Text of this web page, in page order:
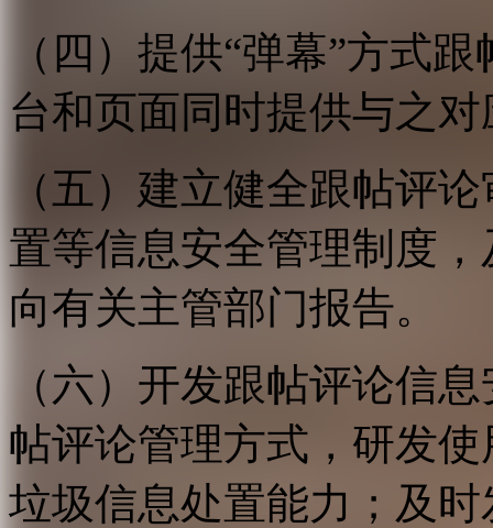
（四）提供“弹幕”方式
台和页面同时提供与之
（五）建立健全跟帖评
置等信息安全管理制度
向有关主管部门报告。
（六）开发跟帖评论信
帖评论管理方式，研发
垃圾信息处置能力；及